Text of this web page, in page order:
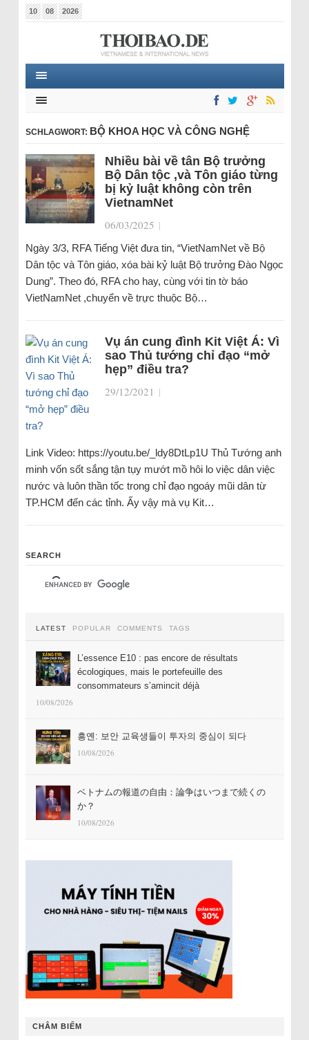
10 08 2026
SCHLAGWORT: BỘ KHOA HỌC VÀ CÔNG NGHỆ
Nhiều bài về tân Bộ trưởng
Bộ Dân tộc ,và Tôn giáo từng
bị kỷ luật không còn trên
VietnamNet
06/03/2025 |
Ngày 3/3, RFA Tiếng Việt đưa tin, “VietNamNet về Bộ
Dân tộc và Tôn giáo, xóa bài kỷ luật Bộ trưởng Đào Ngọc
Dung”. Theo đó, RFA cho hay, cùng với tin tờ báo
VietNamNet ,chuyển về trực thuộc Bộ…
Vụ án cung đình Kit Việt Á: Vì
sao Thủ tướng chỉ đạo “mở
hẹp” điều tra?
29/12/2021 |
Link Video: https://youtu.be/_ldy8DtLp1U Thủ Tướng anh
minh vốn sốt sắng tận tụy mướt mồ hôi lo việc dân việc
nước và luôn thần tốc trong chỉ đạo ngoáy mũi dân từ
TP.HCM đến các tỉnh. Ấy vậy mà vụ Kit…
SEARCH
LATEST POPULAR COMMENTS TAGS
L’essence E10 : pas encore de résultats
écologiques, mais le portefeuille des
consommateurs s’amincit déjà
10/08/2026
흥옌: 보안 교육생들이 투자의 중심이 되다
10/08/2026
ベトナムの報道の自由：論争はいつまで続くの
か？
10/08/2026
CHÂM BIẾM